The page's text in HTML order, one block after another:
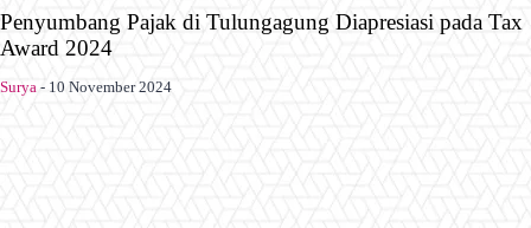
Penyumbang Pajak di Tulungagung Diapresiasi pada Tax
Award 2024
Surya - 10 November 2024